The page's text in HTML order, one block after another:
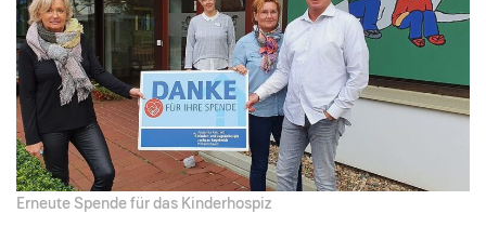
Erneute Spende für das Kinderhospiz